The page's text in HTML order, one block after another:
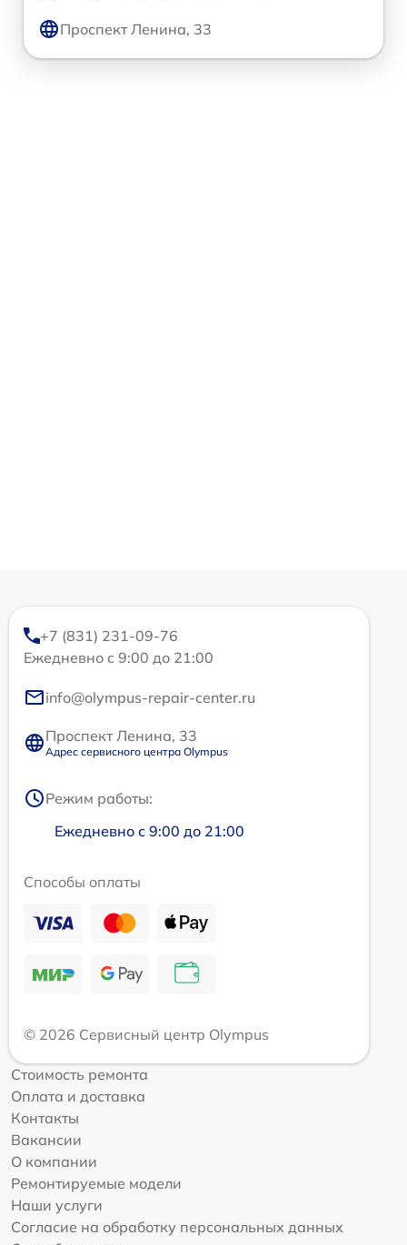
Проспект Ленина, 33
+7 (831) 231-09-76
Ежедневно с 9:00 до 21:00
info@olympus-repair-center.ru
Проспект Ленина, 33
Адрес сервисного центра Olympus
Режим работы:
Ежедневно с 9:00 до 21:00
Способы оплаты
© 2026 Сервисный центр Olympus
Стоимость ремонта
Оплата и доставка
Контакты
Вакансии
О компании
Ремонтируемые модели
Наши услуги
Согласие на обработку персональных данных